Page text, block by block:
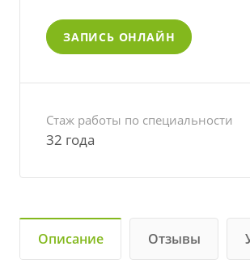
ЗАПИСЬ ОНЛАЙН
Стаж работы по специальности
32 года
Описание Отзывы